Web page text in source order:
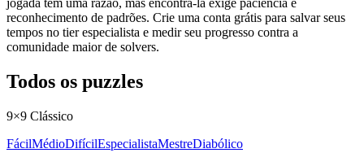
jogada tem uma razão, mas encontrá-la exige paciência e
reconhecimento de padrões. Crie uma conta grátis para salvar seus
tempos no tier especialista e medir seu progresso contra a
comunidade maior de solvers.
Todos os puzzles
9×9 Clássico
FácilMédioDifícilEspecialistaMestreDiabólico